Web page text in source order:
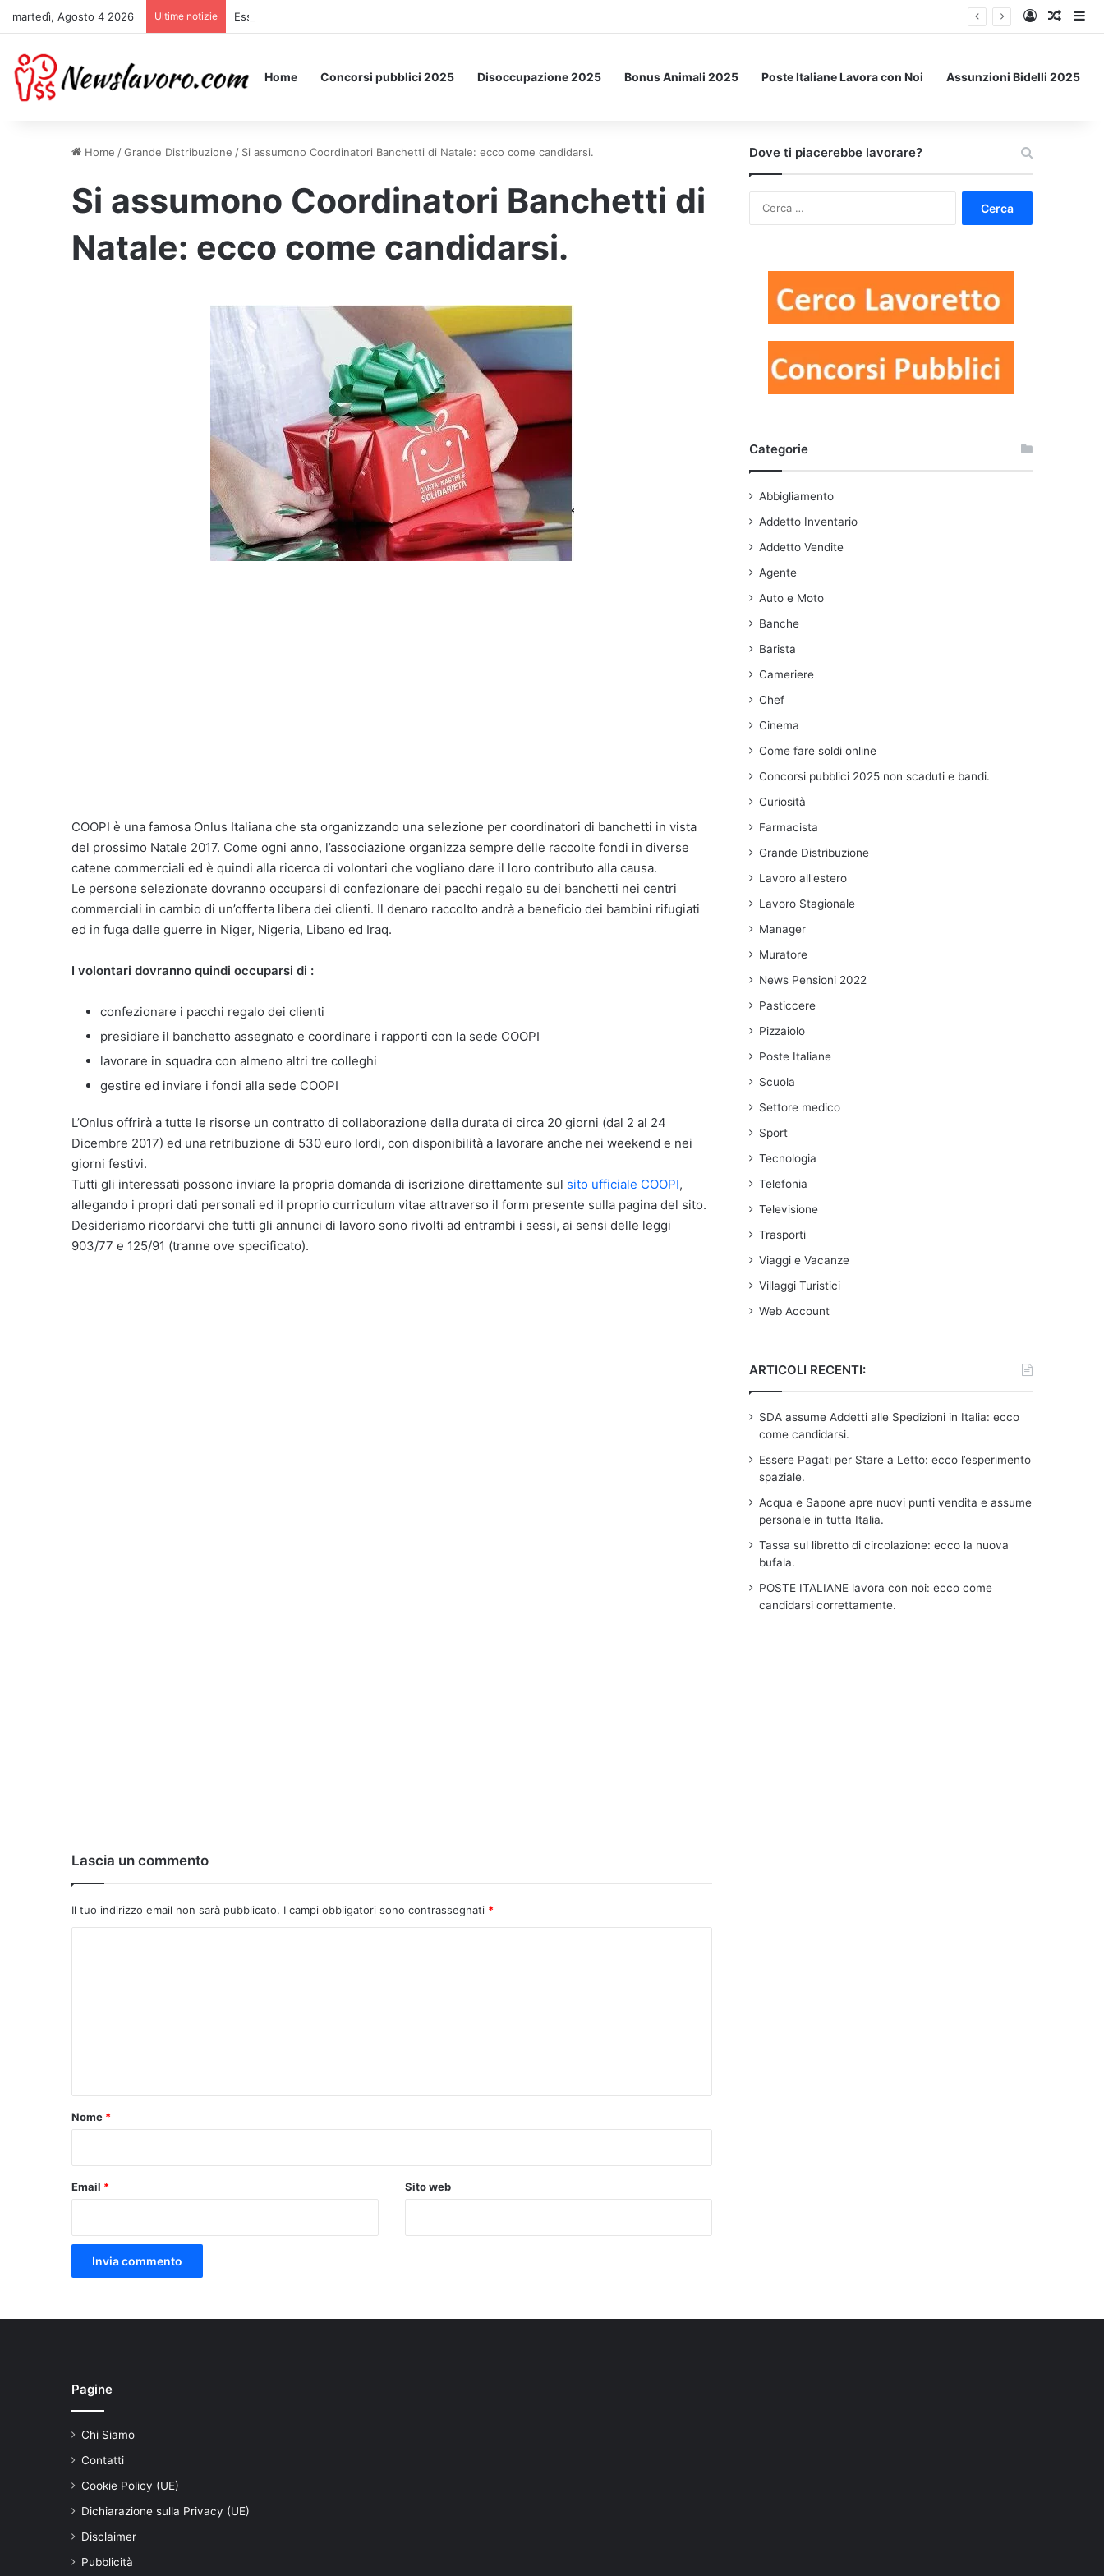
martedì, Agosto 4 2026 Ultime notizie Essere Pagati per Stare a Letto: ecco l’esperimento spaziale. Accedi
Un
Home Concorsi pubblici 2025 Disoccupazione 2025 Bonus Animali 2025 Poste Italiane Lavora con Noi Assunzioni Bidelli 2025
Home /Grande Distribuzione / Si assumono Coordinatori Banchetti di Natale: ecco come candidarsi.
Si assumono Coordinatori Banchetti di
Natale: ecco come candidarsi.
COOPI è una famosa Onlus Italiana che sta organizzando una selezione per coordinatori di banchetti in vista
del prossimo Natale 2017. Come ogni anno, l’associazione organizza sempre delle raccolte fondi in diverse
catene commerciali ed è quindi alla ricerca di volontari che vogliano dare il loro contributo alla causa.
Le persone selezionate dovranno occuparsi di confezionare dei pacchi regalo su dei banchetti nei centri
commerciali in cambio di un’offerta libera dei clienti. Il denaro raccolto andrà a beneficio dei bambini rifugiati
ed in fuga dalle guerre in Niger, Nigeria, Libano ed Iraq.
I volontari dovranno quindi occuparsi di :
confezionare i pacchi regalo dei clienti
presidiare il banchetto assegnato e coordinare i rapporti con la sede COOPI
lavorare in squadra con almeno altri tre colleghi
gestire ed inviare i fondi alla sede COOPI
L’Onlus offrirà a tutte le risorse un contratto di collaborazione della durata di circa 20 giorni (dal 2 al 24
Dicembre 2017) ed una retribuzione di 530 euro lordi, con disponibilità a lavorare anche nei weekend e nei
giorni festivi.
Tutti gli interessati possono inviare la propria domanda di iscrizione direttamente sul sito ufficiale COOPI,
allegando i propri dati personali ed il proprio curriculum vitae attraverso il form presente sulla pagina del sito.
Desideriamo ricordarvi che tutti gli annunci di lavoro sono rivolti ad entrambi i sessi, ai sensi delle leggi
903/77 e 125/91 (tranne ove specificato).
Lascia un commento
Il tuo indirizzo email non sarà pubblicato. I campi obbligatori sono contrassegnati *
o
Nome *
Email * Sito web
Dove ti piacerebbe lavorare?
Categorie
Abbigliamento
Addetto Inventario
Addetto Vendite
Agente
Auto e Moto
Banche
Barista
Cameriere
Chef
Cinema
Come fare soldi online
Concorsi pubblici 2025 non scaduti e bandi.
Curiosità
Farmacista
Grande Distribuzione
Lavoro all'estero
Lavoro Stagionale
Manager
Muratore
News Pensioni 2022
Pasticcere
Pizzaiolo
Poste Italiane
Scuola
Settore medico
Sport
Tecnologia
Telefonia
Televisione
Trasporti
Viaggi e Vacanze
Villaggi Turistici
Web Account
ARTICOLI RECENTI:
SDA assume Addetti alle Spedizioni in Italia: ecco
come candidarsi.
Essere Pagati per Stare a Letto: ecco l’esperimento
spaziale.
Acqua e Sapone apre nuovi punti vendita e assume
personale in tutta Italia.
Tassa sul libretto di circolazione: ecco la nuova
bufala.
POSTE ITALIANE lavora con noi: ecco come
candidarsi correttamente.
Pagine
Chi Siamo
Contatti
Cookie Policy (UE)
Dichiarazione sulla Privacy (UE)
Disclaimer
Pubblicità